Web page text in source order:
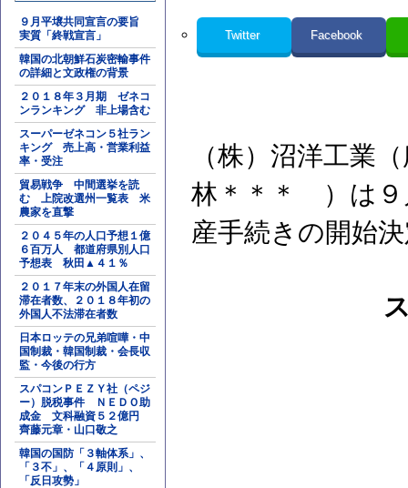
９月平壌共同宣言の要旨
実質「終戦宣言」
韓国の北朝鮮石炭密輸事件
の詳細と文政権の背景
２０１８年３月期 ゼネコ
ンランキング 非上場含む
スーパーゼネコン５社ラン
キング 売上高・営業利益
率・受注
貿易戦争 中間選挙を読
む 上院改選州一覧表 米
農家を直撃
２０４５年の人口予想１億
６百万人 都道府県別人口
予想表 秋田▲４１％
２０１７年末の外国人在留
滞在者数、２０１８年初の
外国人不法滞在者数
日本ロッテの兄弟喧嘩・中
国制裁・韓国制裁・会長収
監・今後の行方
スパコンＰＥＺＹ社（ペジ
ー）脱税事件 ＮＥＤＯ助
成金 文科融資５２億円
齊藤元章・山口敬之
韓国の国防「３軸体系」、
「３不」、「４原則」、
「反日攻勢」
Twitter Facebook
（株）沼洋工業
林＊＊＊ ）は９
産手続きの開始